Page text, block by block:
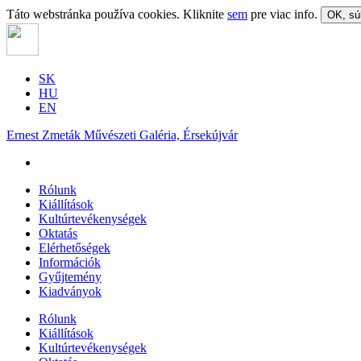
Táto webstránka používa cookies. Kliknite sem pre viac info. OK,
SK
HU
EN
Ernest Zmeták Művészeti Galéria, Érsekújvár
Rólunk
Kiállítások
Kultúrtevékenységek
Oktatás
Elérhetőségek
Információk
Gyűjtemény
Kiadványok
Rólunk
Kiállítások
Kultúrtevékenységek